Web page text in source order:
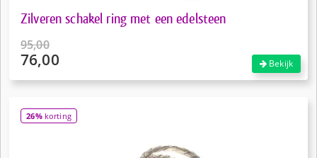
Zilveren schakel ring met een edelsteen
95,00
Oorspronkelijke
76,00
is:
€76,00.
Bekijk
26%korting